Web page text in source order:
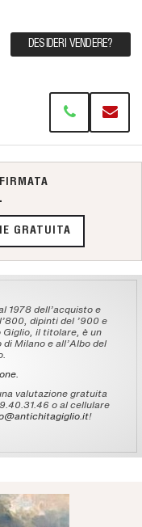
DESIDERI VENDERE?
GRATUITA
1978 dell'acquisto e
dipinti del '900 e
Giglio, il titolare, è un
Milano e all'Albo del
valutazione gratuita
o al cellulare
!